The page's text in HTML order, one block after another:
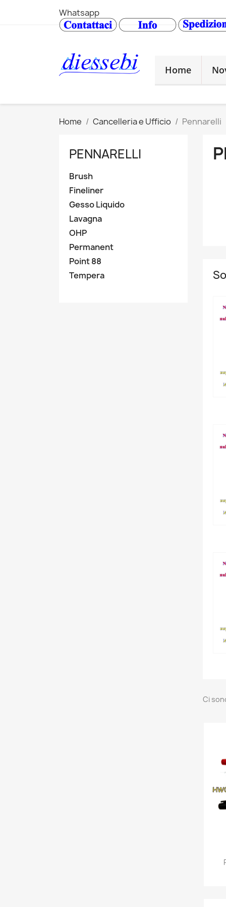
Whatsapp
Home
Home Cancelleria e Ufficio Pennarelli
PENNARELLI
Brush
Fineliner
Gesso Liquido
Lavagna
OHP
Permanent
Point 88
Tempera
Ci